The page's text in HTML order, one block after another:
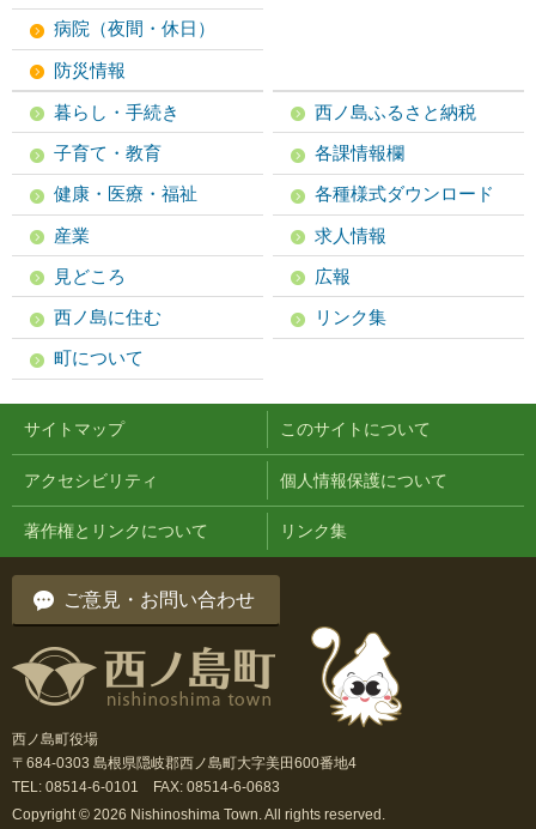
病院（夜間・休日）
防災情報
暮らし・手続き
子育て・教育
健康・医療・福祉
産業
見どころ
西ノ島に住む
町について
西ノ島ふるさと納税
各課情報欄
各種様式ダウンロード
求人情報
広報
リンク集
サイトマップ このサイトについて
アクセシビリティ 個人情報保護について
著作権とリンクについて リンク集
ご意見・お問い合わせ
西ノ島町役場
〒684-0303 島根県隠岐郡西ノ島町大字美田600番地4
TEL: 08514-6-0101 FAX: 08514-6-0683
Copyright © 2026 Nishinoshima Town. All rights reserved.